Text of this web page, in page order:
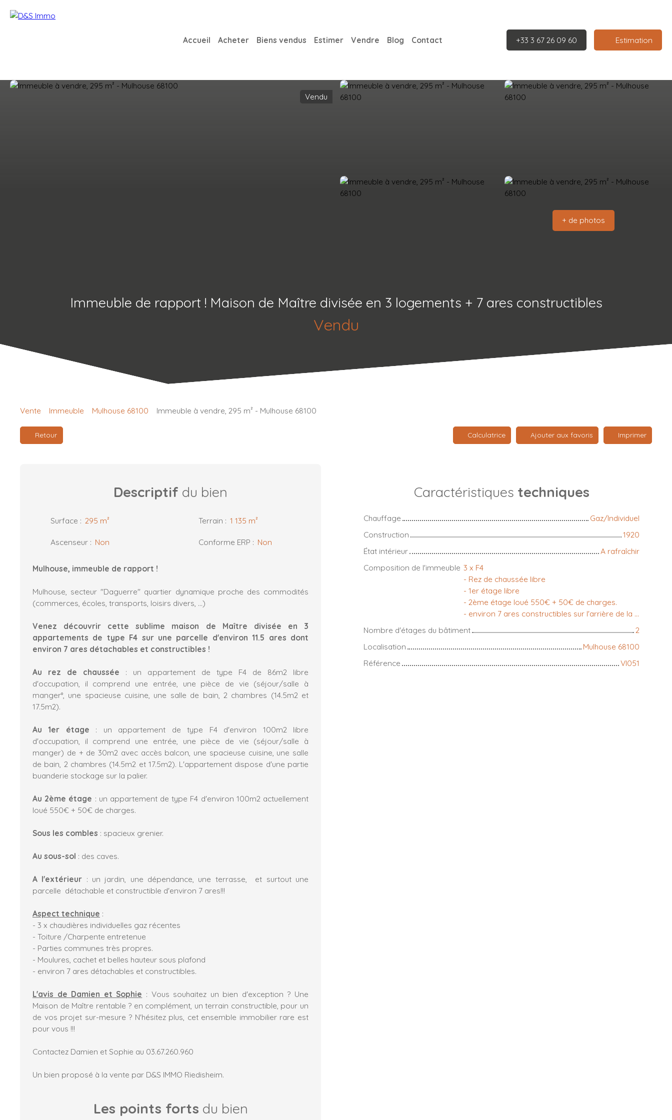
Accueil Acheter Biens vendus Estimer Vendre Blog Contact +33 3 67 26 09 60 Estimation
Vendu
+ de photos
Immeuble de rapport ! Maison de Maître divisée en 3 logements + 7 ares constructibles
Vendu
Vente Immeuble Mulhouse 68100 Immeuble à vendre, 295 m² - Mulhouse 68100
Retour Calculatrice Ajouter aux favoris Imprimer
Descriptif du bien
Surface : 295 m² Terrain : 1 135 m²
Ascenseur : Non Conforme ERP : Non
Mulhouse, immeuble de rapport !
Mulhouse, secteur "Daguerre" quartier dynamique proche des commodités
(commerces, écoles, transports, loisirs divers, ...)
Venez découvrir cette sublime maison de Maître divisée en 3
appartements de type F4 sur une parcelle d'environ 11.5 ares dont
environ 7 ares détachables et constructibles !
Au rez de chaussée : un appartement de type F4 de 86m2 libre
d'occupation, il comprend une entrée, une pièce de vie (séjour/salle à
manger°, une spacieuse cuisine, une salle de bain, 2 chambres (14.5m2 et
17.5m2).
Au 1er étage : un appartement de type F4 d'environ 100m2 libre
d'occupation, il comprend une entrée, une pièce de vie (séjour/salle à
manger) de + de 30m2 avec accès balcon, une spacieuse cuisine, une salle
de bain, 2 chambres (14.5m2 et 17.5m2). L'appartement dispose d'une partie
buanderie stockage sur la palier.
Au 2ème étage : un appartement de type F4 d'environ 100m2 actuellement
loué 550€ + 50€ de charges.
Sous les combles : spacieux grenier.
Au sous-sol : des caves.
A l'extérieur : un jardin, une dépendance, une terrasse, et surtout une
parcelle détachable et constructible d'environ 7 ares!!!
Aspect technique :
- 3 x chaudières individuelles gaz récentes
- Toiture /Charpente entretenue
- Parties communes très propres.
- Moulures, cachet et belles hauteur sous plafond
- environ 7 ares détachables et constructibles.
L'avis de Damien et Sophie : Vous souhaitez un bien d'exception ? Une
Maison de Maître rentable ? en complément, un terrain constructible, pour un
de vos projet sur-mesure ? N'hésitez plus, cet ensemble immobilier rare est
pour vous !!!
Contactez Damien et Sophie au 03.67.260.960
Un bien proposé à la vente par D&S IMMO Riedisheim.
Les points forts du bien
Caractéristiques techniques
Chauffage
Gaz/Individuel
Construction
1920
État intérieur
A rafraîchir
Composition de l'immeuble 3 x F4
- Rez de chaussée libre
- 1er étage libre
- 2ème étage loué 550€ + 50€ de charges.
- environ 7 ares constructibles sur l'arrière de la bâtisse
Nombre d'étages du bâtiment
2
Localisation
Mulhouse 68100
Référence
VI051